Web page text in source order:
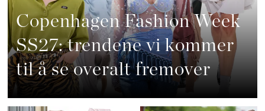
Copenhagen Fashion Week
SS27: trendene vi kommer
til å se overalt fremover